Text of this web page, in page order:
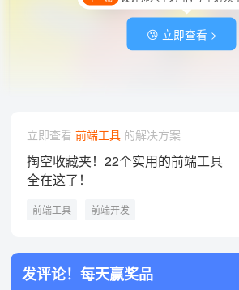
😘 立即查看 >
立即查看 前端工具的解决方案
掏空收藏夹！22个实用的前端工具
全在这了！
前端工具 前端开发
发评论！每天赢奖品